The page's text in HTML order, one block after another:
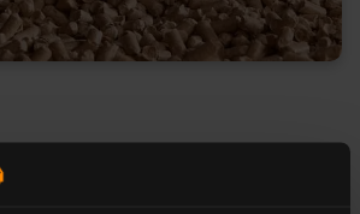
für 66333